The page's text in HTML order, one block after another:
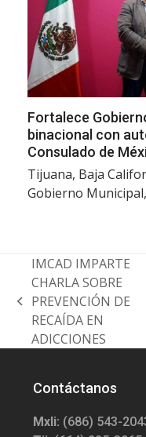
Fortalece
binacional con
Consulado de
Tijuana, Baja
Gobierno
previous
post:
IMCAD IMPARTE
CHARLA SOBRE
PREVENCIÓN DE
RECAÍDA EN
ADICCIONES
Contáctanos
Mxli: (686) 543-